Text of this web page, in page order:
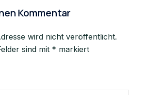
Kommentar
wird nicht veröffentlicht.
sind mit * markiert